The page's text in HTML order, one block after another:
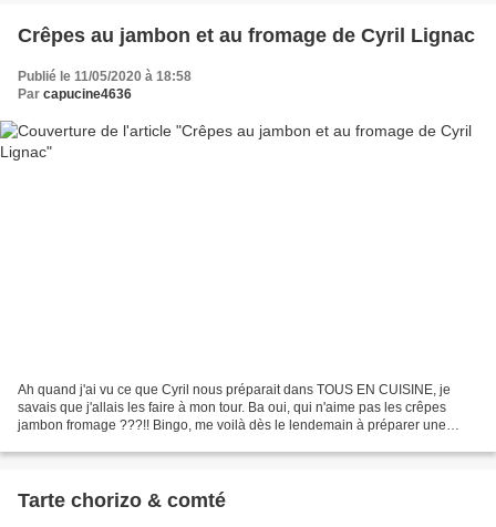
Crêpes au jambon et au fromage de Cyril Lignac
Publié le 11/05/2020 à 18:58
Par capucine4636
Ah quand j'ai vu ce que Cyril nous préparait dans TOUS EN CUISINE, je
savais que j'allais les faire à mon tour. Ba oui, qui n'aime pas les crêpes
jambon fromage ???!! Bingo, me voilà dès le lendemain à préparer une
Tarte chorizo & comté